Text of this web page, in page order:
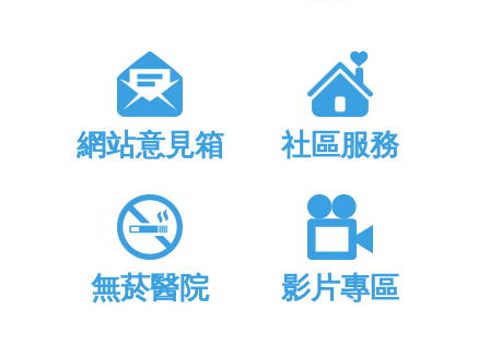
網站意見箱 社區服務
無菸醫院 影片專區